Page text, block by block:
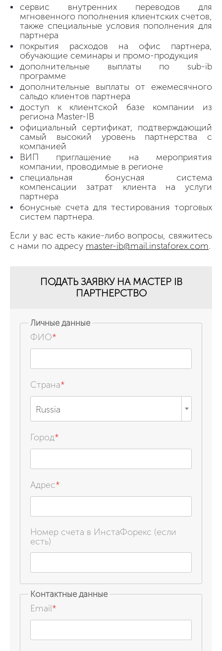
сервис внутренних переводов для
мгновенного пополнения клиентских счетов,
также специальные условия пополнения для
партнера
покрытия расходов на офис партнера,
обучающие семинары и промо-продукция
дополнительные выплаты по sub-ib
программе
дополнительные выплаты от ежемесячного
сальдо клиентов партнера
доступ к клиентской базе компании из
региона Master-IB
официальный сертификат, подтверждающий
самый высокий уровень партнерства с
компанией
ВИП приглашение на мероприятия
компании, проводимые в регионе
специальная бонусная система
компенсации затрат клиента на услуги
партнера
бонусные счета для тестирования торговых
систем партнера.
Если у вас есть какие-либо вопросы, свяжитесь
с нами по адресу master-ib@mail.instaforex.com.
ПОДАТЬ ЗАЯВКУ НА МАСТЕР IB
ПАРТНЕРСТВО
Личные данные
ФИО*
Страна*
Russia
Город*
Адрес*
Номер счета в ИнстаФорекс (если
есть)
Контактные данные
Email*